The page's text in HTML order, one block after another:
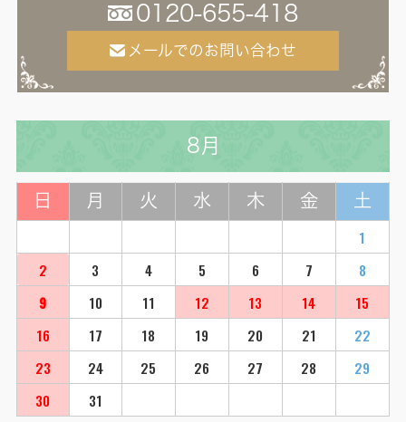
0120-655-418
メールでのお問い合わせ
8月
日 月 火 水 木 金 土
1
2
3 4 5 6 7
8
9
10 11 12 13 14
15
16
17 18 19 20 21
22
23
24 25 26 27 28
29
30
31